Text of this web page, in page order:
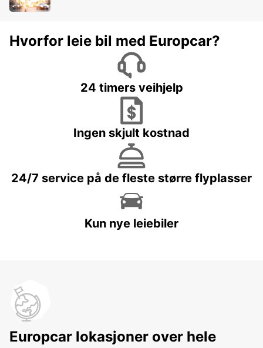
Hvorfor leie bil med Europcar?
24 timers veihjelp
Ingen skjult kostnad
24/7 service på de fleste større flyplasser
Kun nye leiebiler
Europcar lokasjoner over hele